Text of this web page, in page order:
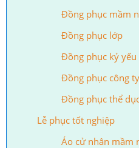
Đồng phục mầm
Đồng phục lớp
Đồng phục kỷ yếu
Đồng phục công ty
Đồng phục thể
Lễ phục tốt nghiệp
Áo cử nhân mầm